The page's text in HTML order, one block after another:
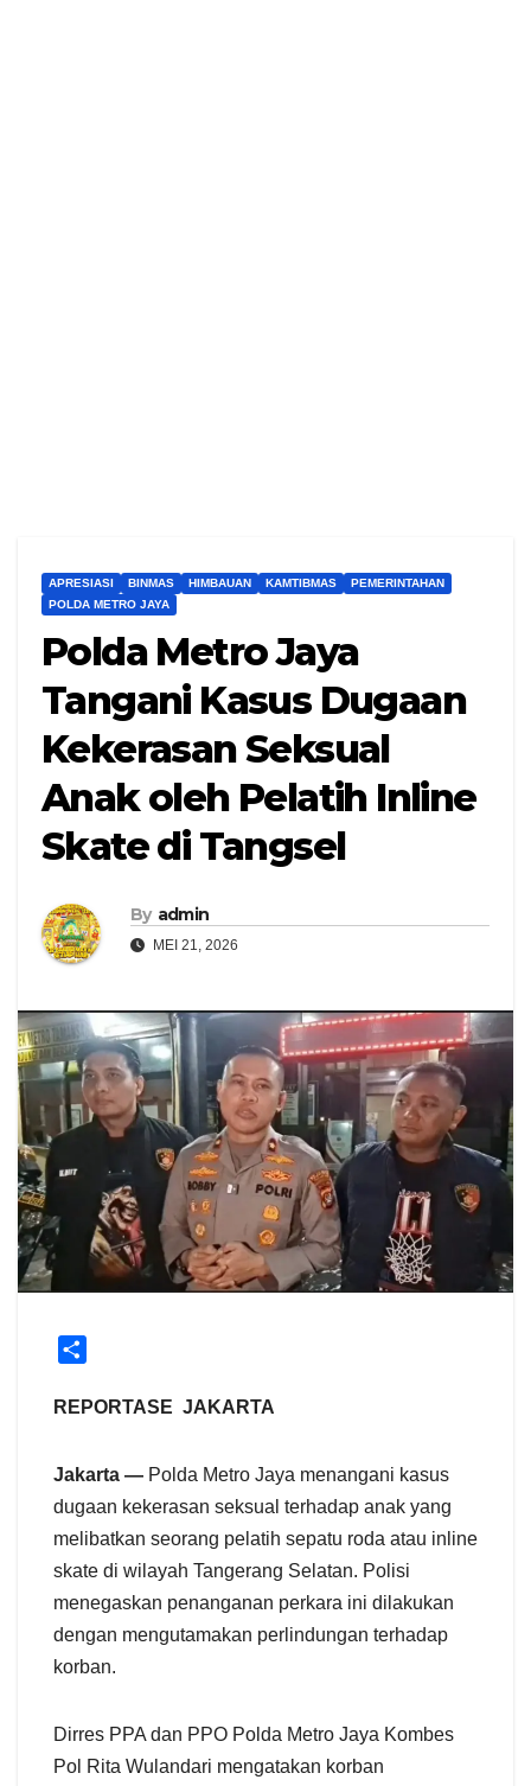
APRESIASI BINMAS HIMBAUAN KAMTIBMAS
PEMERINTAHAN
POLDA METRO JAYA
Polda Metro Jaya
Tangani Kasus Dugaan
Kekerasan Seksual
Anak oleh Pelatih Inline
Skate di Tangsel
By admin
MEI 21, 2026
a
REPORTASE JAKARTA
Jakarta — Polda Metro Jaya menangani kasus
dugaan kekerasan seksual terhadap anak yang
melibatkan seorang pelatih sepatu roda atau inline
skate di wilayah Tangerang Selatan. Polisi
menegaskan penanganan perkara ini dilakukan
dengan mengutamakan perlindungan terhadap
korban.
Dirres PPA dan PPO Polda Metro Jaya Kombes
Pol Rita Wulandari mengatakan korban